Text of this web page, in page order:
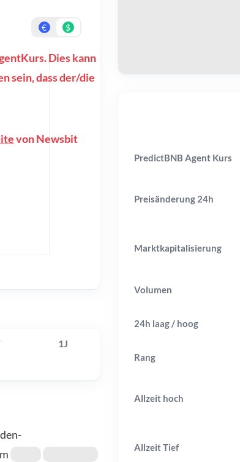
€ $
Dies kann
sein, dass der/die
von Newsbit
1J
PredictBNB Agent Kurs
Preisänderung 24h
Marktkapitalisierung
Volumen
24h laag / hoog
Rang
Allzeit hoch
AllzeitTief